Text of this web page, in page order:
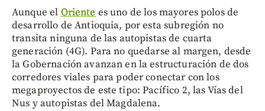
Aunque el Oriente es uno de los mayores polos de
desarrollo de Antioquia, por esta subregión no
transita ninguna de las autopistas de cuarta
generación (4G). Para no quedarse al margen, desde
la Gobernación avanzan en la estructuración de dos
corredores viales para poder conectar con los
megaproyectos de este tipo: Pacífico 2, las Vías del
Nus y autopistas del Magdalena.